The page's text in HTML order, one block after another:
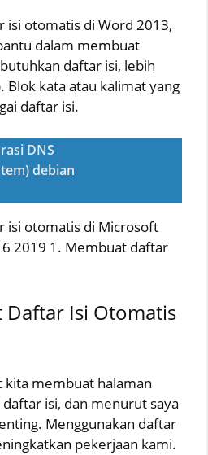
isi otomatis di Word 2013,
dalam membuat
daftar isi, lebih
Blok kata atau kalimat yang
daftar isi.
DNS
debian
isi otomatis di Microsoft
2019 1. Membuat daftar
Daftar Isi Otomatis
membuat halaman
isi, dan menurut saya
Menggunakan daftar
pekerjaan kami.